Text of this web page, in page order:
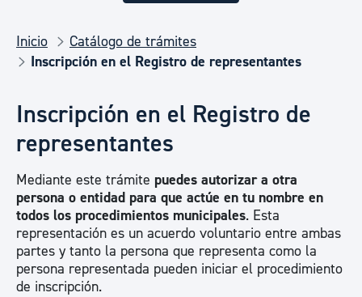
Inicio
Catálogo de trámites
Inscripción en el Registro de representantes
Inscripción en el Registro de
representantes
Mediante este trámite puedes autorizar a otra
persona o entidad para que actúe en tu nombre en
todos los procedimientos municipales. Esta
representación es un acuerdo voluntario entre ambas
partes y tanto la persona que representa como la
persona representada pueden iniciar el procedimiento
de inscripción.